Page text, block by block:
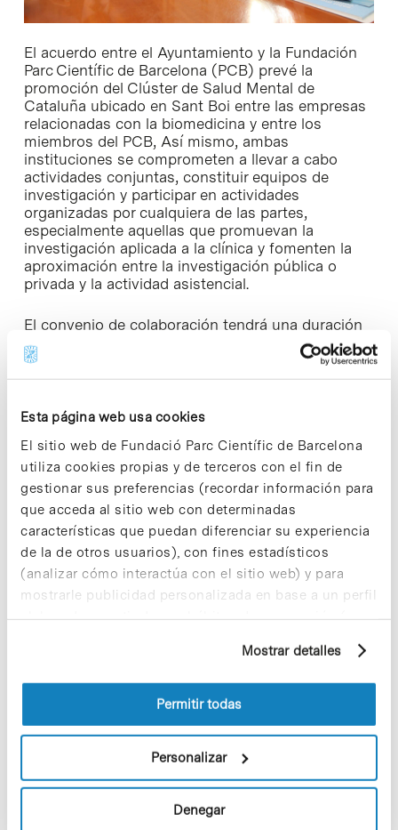
Esta página web usa cookies
El sitio web de Fundació Parc Científic de Barcelona
utiliza cookies propias y de terceros con el fin de
gestionar sus preferencias (recordar información para
que acceda al sitio web con determinadas
características que puedan diferenciar su experiencia
de la de otros usuarios), con fines estadísticos
(analizar cómo interactúa con el sitio web) y para
mostrarle publicidad personalizada en base a un perfil
elaborado a partir de sus hábitos de navegación (por
información sobre las cookies puede consultar
la Política de cookies del sitio web.
Mostrar detalles
Permitir todas
Personalizar
Denegar
El acuerdo entre el Ayuntamiento y la Fundación
Parc Científic de Barcelona (PCB) prevé la
promoción del Clúster de Salud Mental de
Cataluña ubicado en Sant Boi entre las empresas
relacionadas con la biomedicina y entre los
miembros del PCB, Así mismo, ambas
instituciones se comprometen a llevar a cabo
actividades conjuntas, constituir equipos de
investigación y participar en actividades
organizadas por cualquiera de las partes,
especialmente aquellas que promuevan la
investigación aplicada a la clínica y fomenten la
aproximación entre la investigación pública o
privada y la actividad asistencial.
El convenio de colaboración tendrá una duración
de cuatro años desde el momento de la firma. El
desarrollo de los pactos se establecerá a partir de
una programación anual. Una comisión de
una de las entidades firmantes se encargará de
Share Share
Los proyectos colectivos son
enriquecedores. ¡Participa y haz
crecer la Sostenibilidad en el PCB!